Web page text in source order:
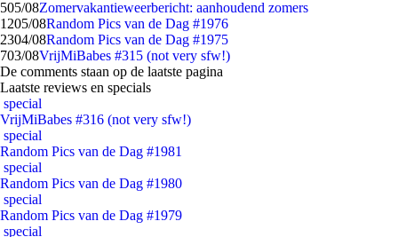
505/08Zomervakantieweerbericht: aanhoudend zomers
1205/08Random Pics van de Dag #1976
2304/08Random Pics van de Dag #1975
703/08VrijMiBabes #315 (not very sfw!)
De comments staan op de laatste pagina
Laatste reviews en specials
special
VrijMiBabes #316 (not very sfw!)
special
Random Pics van de Dag #1981
special
Random Pics van de Dag #1980
special
Random Pics van de Dag #1979
special